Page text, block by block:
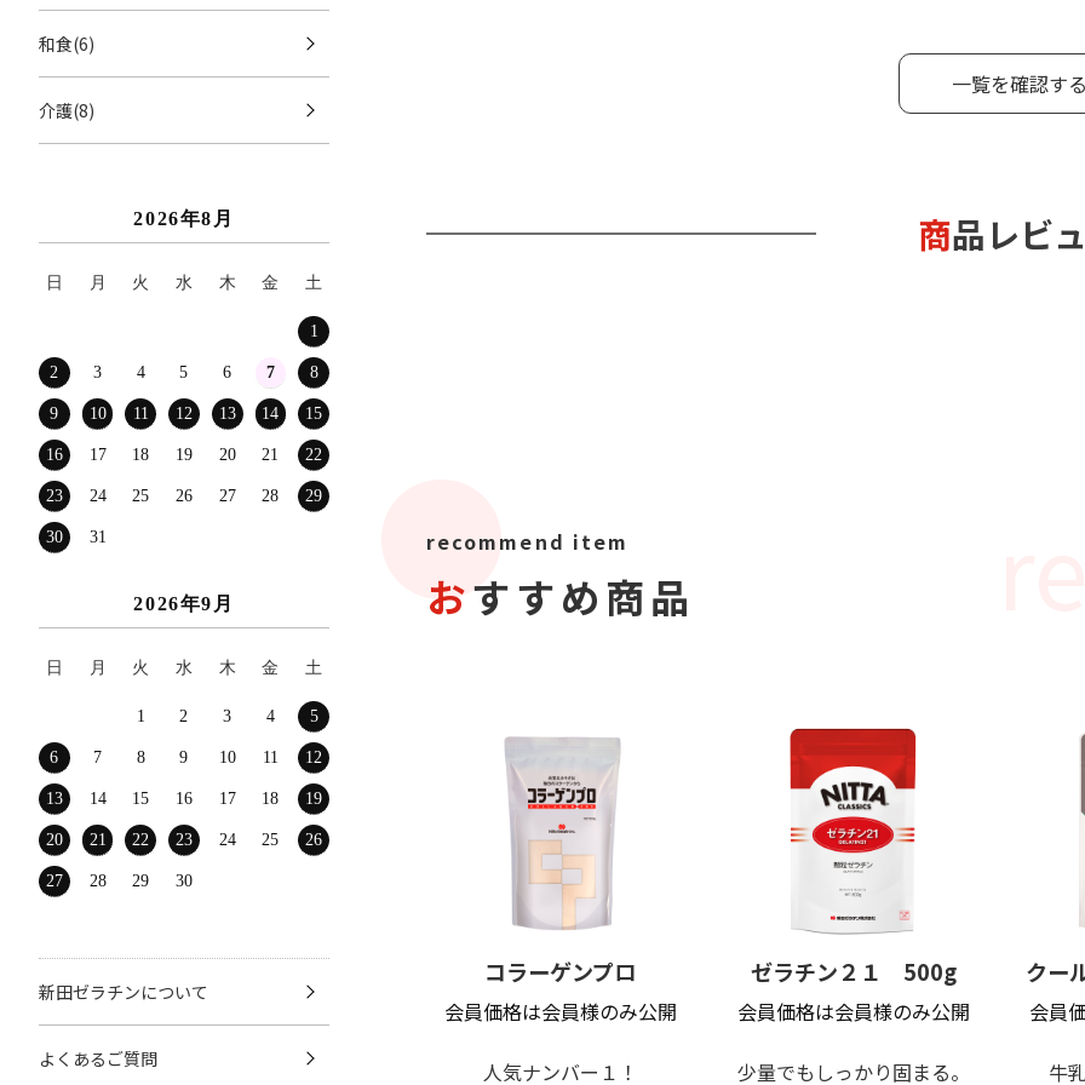
和食(6)
介護(8)
2026年8月
日 月 火 水 木 金 土
1
2 3 4 5 6 7 8
9 10 11 12 13 14 15
16 17 18 19 20 21 22
23 24 25 26 27 28 29
30 31
2026年9月
日 月 火 水 木 金 土
1 2 3 4 5
6 7 8 9 10 11 12
13 14 15 16 17 18 19
20 21 22 23 24 25 26
27 28 29 30
新田ゼラチンについて
よくあるご質問
一覧を確認する
商品レビ
recommend item
おすすめ商品
コラーゲンプロ
会員価格は会員様のみ公開
人気ナンバー１！
ゼラチン２１ 500g
会員価格は会員様のみ公開
少量でもしっかり固まる。
クー
会員
牛